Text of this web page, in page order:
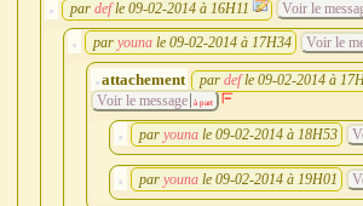
par def le 09-02-2014 à 16H11 Voir le
par youna le 09-02-2014 à 17H34 Voir le
attachement par def le 09-02-2014 à
Voir le message
à part
par youna le 09-02-2014 à 18H53
par youna le 09-02-2014 à 19H01